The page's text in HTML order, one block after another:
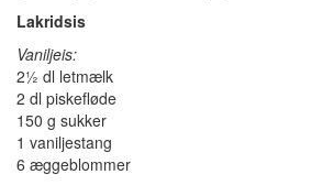
Lakridsis
Vaniljeis:
2½ dl letmælk
2 dl piskefløde
150 g sukker
1 vaniljestang
6 æggeblommer